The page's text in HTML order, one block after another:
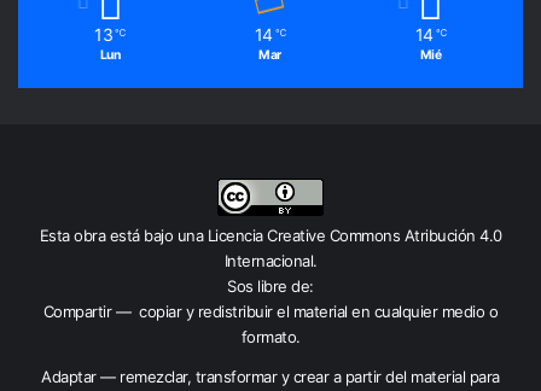
13 ℃
Lun
14 ℃
Mar
14 ℃
Mié
Esta obra está bajo una Licencia Creative Commons Atribución 4.0
Internacional.
Sos libre de:
Compartir — copiar y redistribuir el material en cualquier medio o
formato.
Adaptar — remezclar, transformar y crear a partir del material para